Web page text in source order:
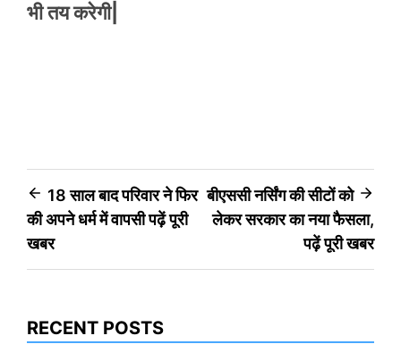
भी तय करेगी|
Post
navigation
18 साल बाद परिवार ने फिर
की अपने धर्म में वापसी पढ़ें पूरी
खबर
बीएससी नर्सिंग की सीटों को
लेकर सरकार का नया फैसला,
पढ़ें पूरी खबर
RECENT POSTS